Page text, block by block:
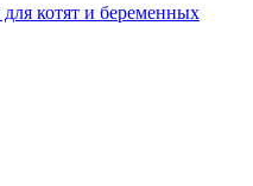
котят и беременных